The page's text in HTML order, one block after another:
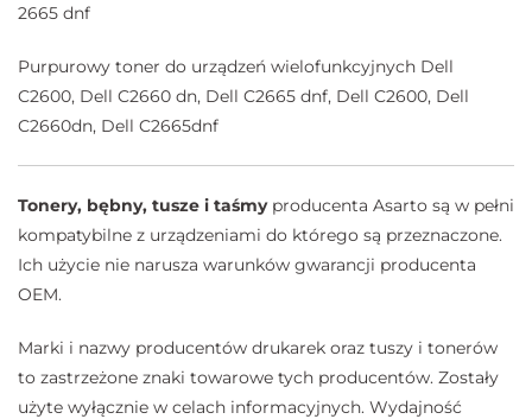
2665 dnf
Purpurowy toner do urządzeń wielofunkcyjnych Dell
C2600, Dell C2660 dn, Dell C2665 dnf, Dell C2600, Dell
C2660dn, Dell C2665dnf
Tonery, bębny, tusze i taśmyproducenta Asarto są w pełni
kompatybilne z urządzeniami do którego są przeznaczone.
Ich użycie nie narusza warunków gwarancji producenta
OEM.
Marki i nazwy producentów drukarek oraz tuszy i tonerów
to zastrzeżone znaki towarowe tych producentów. Zostały
użyte wyłącznie w celach informacyjnych. Wydajność